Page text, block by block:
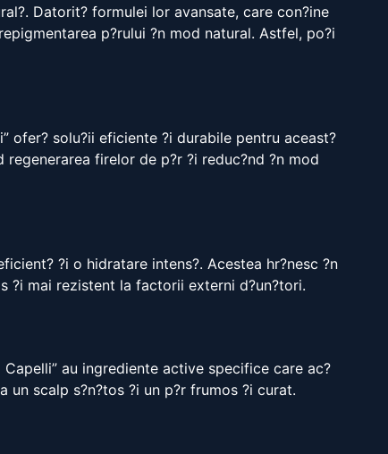
Datorit? formulei lor avansate, care con?ine
p?rului ?n mod natural. Astfel, po?i
ofer? solu?ii eficiente ?i durabile pentru aceast?
firelor de p?r ?i reduc?nd ?n mod
?i o hidratare intens?. Acestea hr?nesc ?n
?i mai rezistent la factorii externi d?un?tori.
au ingrediente active specifice care ac?
un scalp s?n?tos ?i un p?r frumos ?i curat.